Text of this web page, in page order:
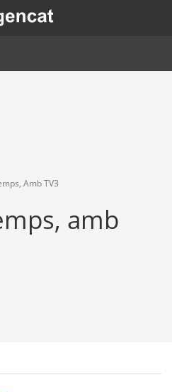
Skip
to
en una nova finestra.
Amb TV3
amb